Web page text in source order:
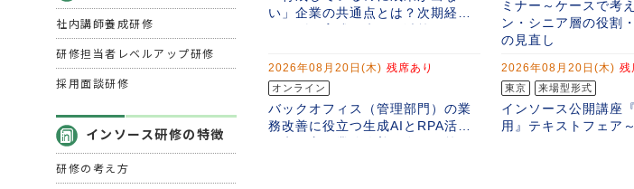
社内講師養成研修
研修担当者レベルアップ研修
採用面談研修
インソース研修の特徴
研修の考え方